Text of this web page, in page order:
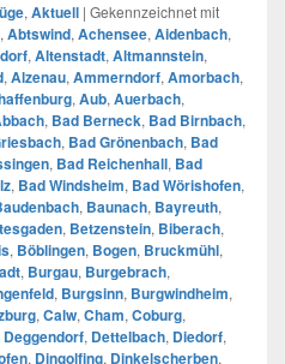
, Aktuell | Gekennzeichnet mit
, Abtswind, Achensee, Aidenbach,
, Altenstadt, Altmannstein,
, Alzenau, Ammerndorf, Amorbach,
, Aub, Auerbach,
, Bad Berneck, Bad Birnbach,
, Bad Grönenbach, Bad
, Bad Reichenhall, Bad
, Bad Windsheim, Bad Wörishofen,
, Baunach, Bayreuth,
, Betzenstein, Biberach,
, Böblingen, Bogen, Bruckmühl,
, Burgau, Burgebrach,
, Burgsinn, Burgwindheim,
, Calw, Cham, Coburg,
Deggendorf, Dettelbach, Diedorf,
, Dingolfing, Dinkelscherben,